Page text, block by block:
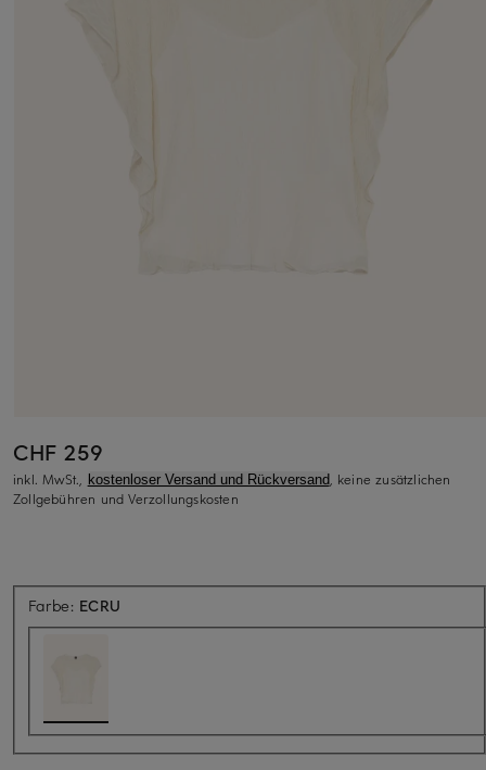
CHF 259
inkl. MwSt., kostenloser Versand und Rückversand, keine zusätzlichen
Zollgebühren und Verzollungskosten
Farbe: ECRU